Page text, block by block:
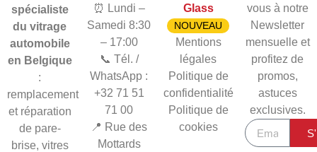
spécialiste
du vitrage
automobile
en Belgique
:
remplacement
et réparation
de pare-
brise, vitres
⏰ Lundi –
Samedi 8:30
– 17:00
📞 Tél. /
WhatsApp :
+32 71 51
71 00
📍 Rue des
Mottards
Glass
NOUVEAU
Mentions
légales
Politique de
confidentialité
Politique de
cookies
vous à notre
Newsletter
mensuelle et
profitez de
promos,
astuces
exclusives.